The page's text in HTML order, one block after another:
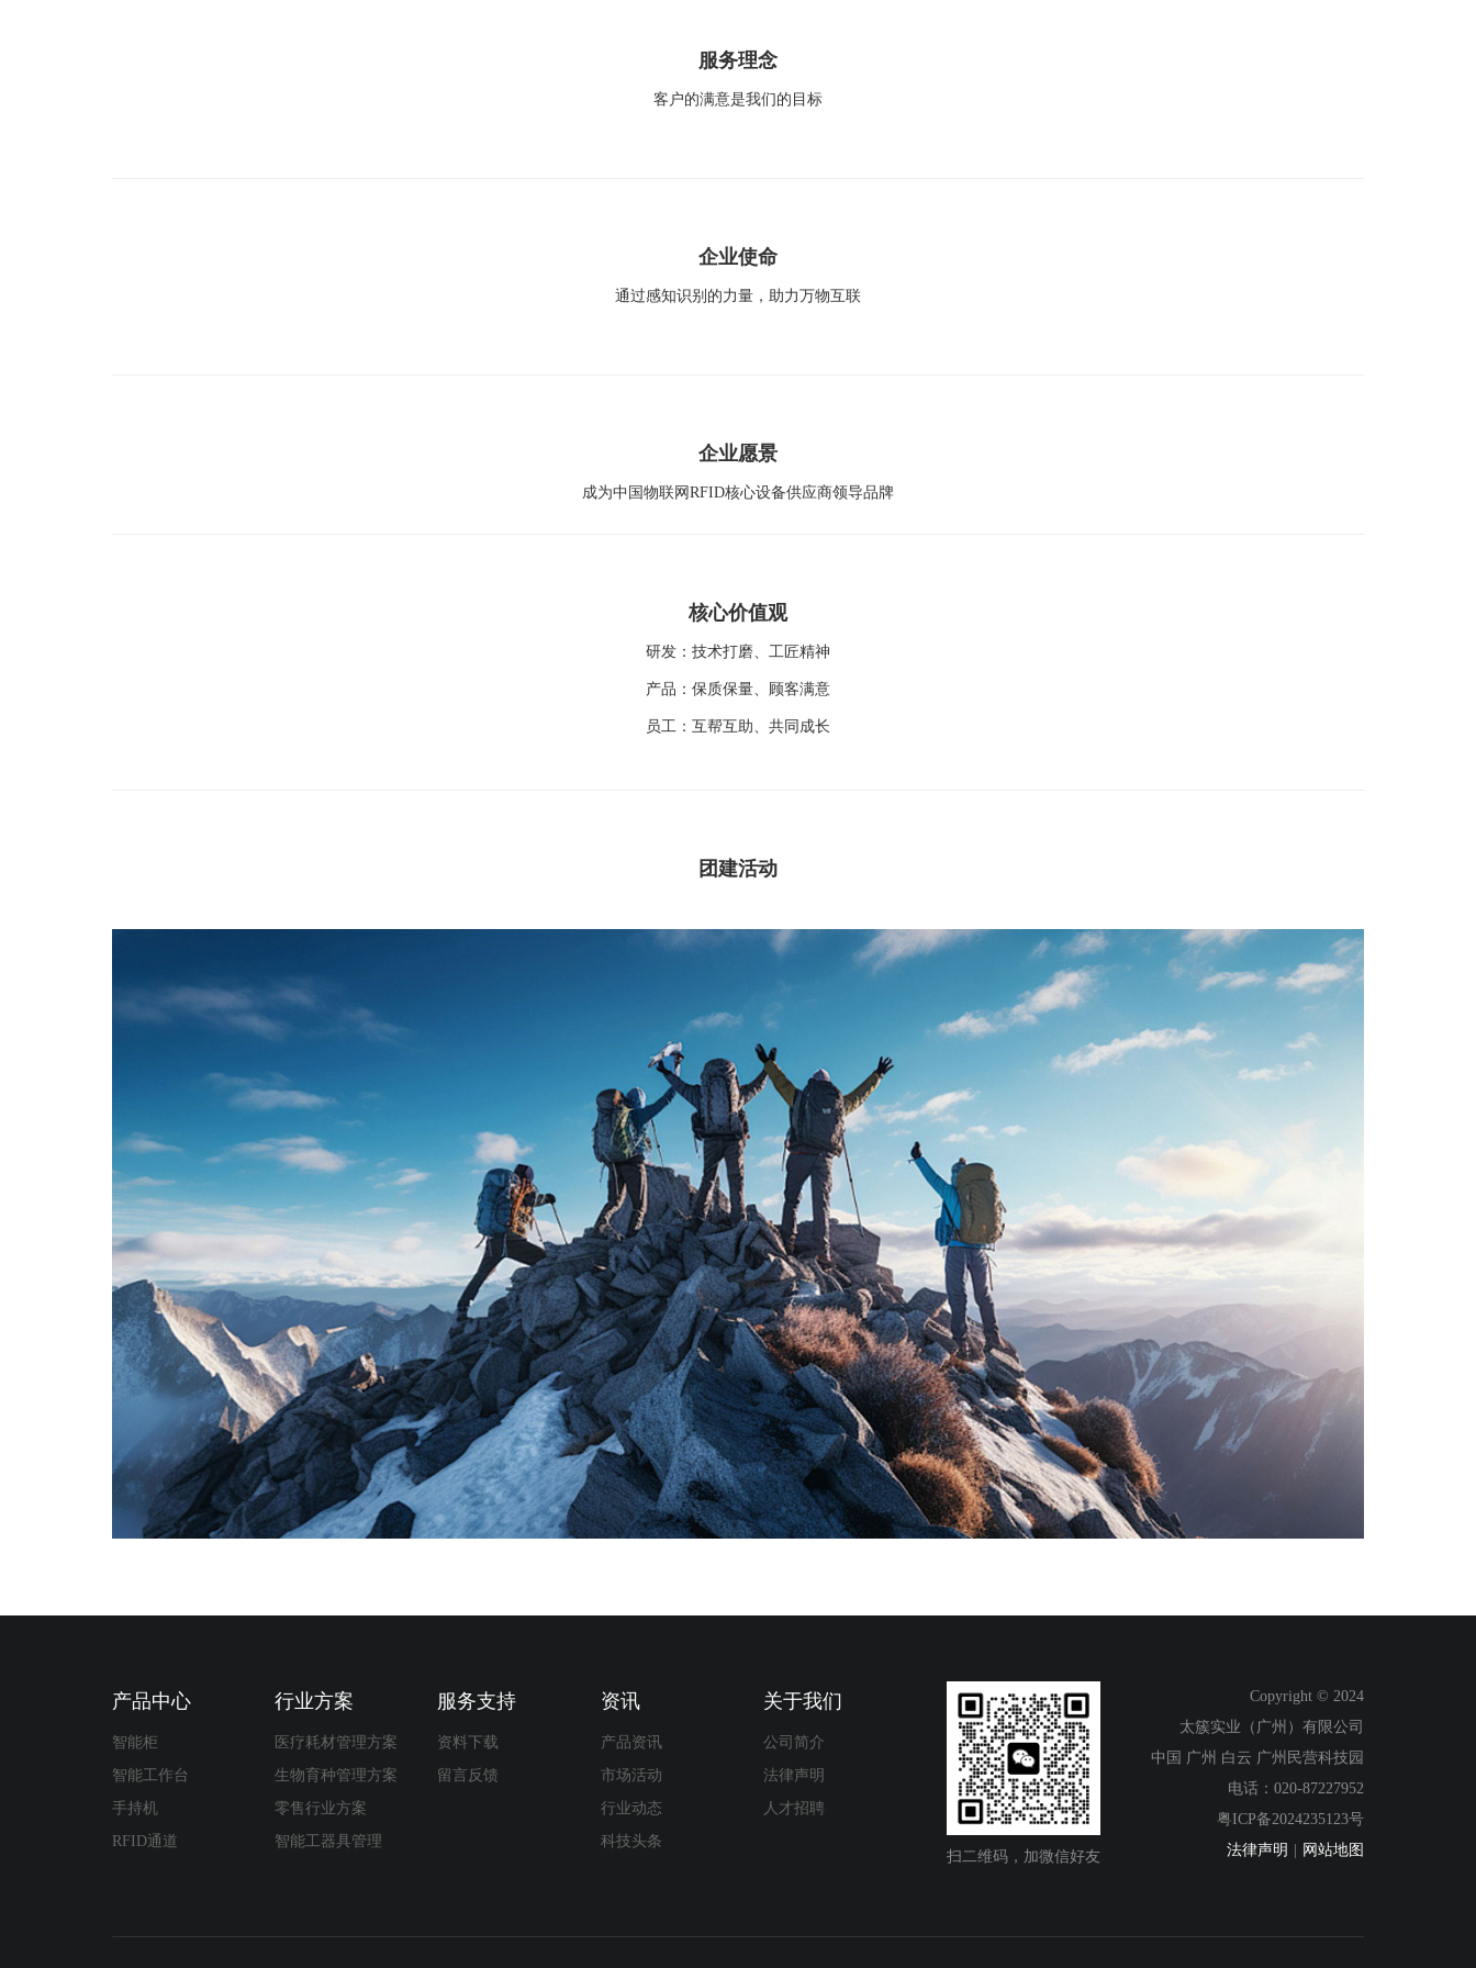
服务理念
客户的满意是我们的目标
企业使命
通过感知识别的力量，助力万物互联
企业愿景
成为中国物联网RFID核心设备供应商领导品牌
核心价值观
研发：技术打磨、工匠精神
产品：保质保量、顾客满意
员工：互帮互助、共同成长
团建活动
产品中心
智能柜
智能工作台
手持机
RFID通道
行业方案
医疗耗材管理方案
生物育种管理方案
零售行业方案
智能工器具管理
服务支持
资料下载
留言反馈
资讯
产品资讯
市场活动
行业动态
科技头条
关于我们
公司简介
法律声明
人才招聘
扫二维码，加微信好友
Copyright © 2024
太簇实业（广州）有限公司
中国 广州 白云 广州民营科技园
电话：020-87227952
粤ICP备2024235123号
法律声明
网站地图